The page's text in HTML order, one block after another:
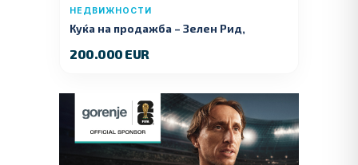
НЕДВИЖНОСТИ
Куќа на продажба – Зелeн Рид,
200.000 EUR